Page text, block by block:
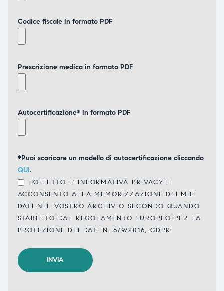
Codice fiscale in formato PDF
Prescrizione medica in formato PDF
Autocertificazione* in formato PDF
*Puoi scaricare un modello di autocertificazione cliccando
QUI.
HO LETTO L' INFORMATIVA PRIVACY E
ACCONSENTO ALLA MEMORIZZAZIONE DEI MIEI
DATI NEL VOSTRO ARCHIVIO SECONDO QUANDO
STABILITO DAL REGOLAMENTO EUROPEO PER LA
PROTEZIONE DEI DATI N. 679/2016, GDPR.